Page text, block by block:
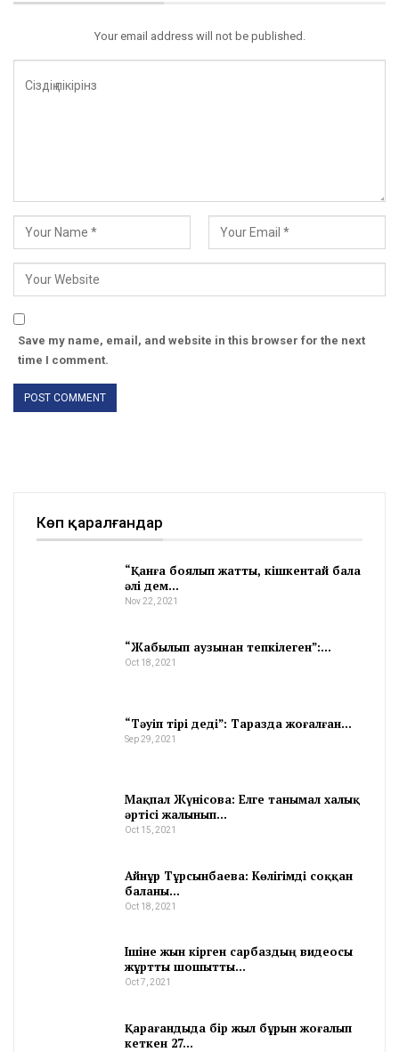
Your email address will not be published.
Save my name, email, and website in this browser for the next
time I comment.
Көп қаралғандар
“Қанға боялып жатты, кішкентай бала
әлі дем…
Nov 22, 2021
“Жабылып аузынан тепкілеген”:…
Oct 18, 2021
“Тәуіп тірі деді”: Таразда жоғалған…
Sep 29, 2021
Мақпал Жүнісова: Елге танымал халық
әртісі жалынып…
Oct 15, 2021
Айнұр Тұрсынбаева: Көлігімді соққан
баланы…
Oct 18, 2021
Ішіне жын кірген сарбаздың видеосы
жұртты шошытты…
Oct 7, 2021
Қарағандыда бір жыл бұрын жоғалып
кеткен 27…